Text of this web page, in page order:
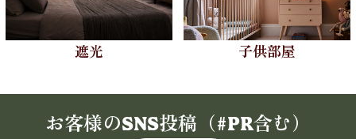
遮光 子供部屋
お客様のSNS投稿（#PR含む）